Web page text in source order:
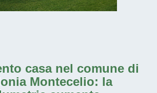
casa nel comune di
Montecelio: la